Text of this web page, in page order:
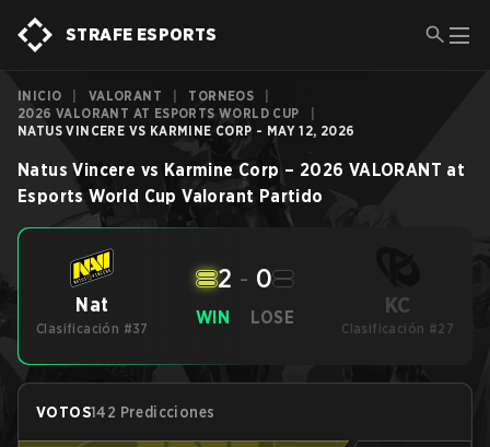
STRAFE ESPORTS
INICIO VALORANT TORNEOS
2026 VALORANT AT ESPORTS WORLD CUP
NATUS VINCERE VS KARMINE CORP - MAY 12, 2026
Natus Vincere vs Karmine Corp – 2026 VALORANT at
Esports World Cup Valorant Partido
Nat
Clasificación #37
WIN
2 - 0
LOSE KC
Clasificación #27
VOTOS142 Predicciones